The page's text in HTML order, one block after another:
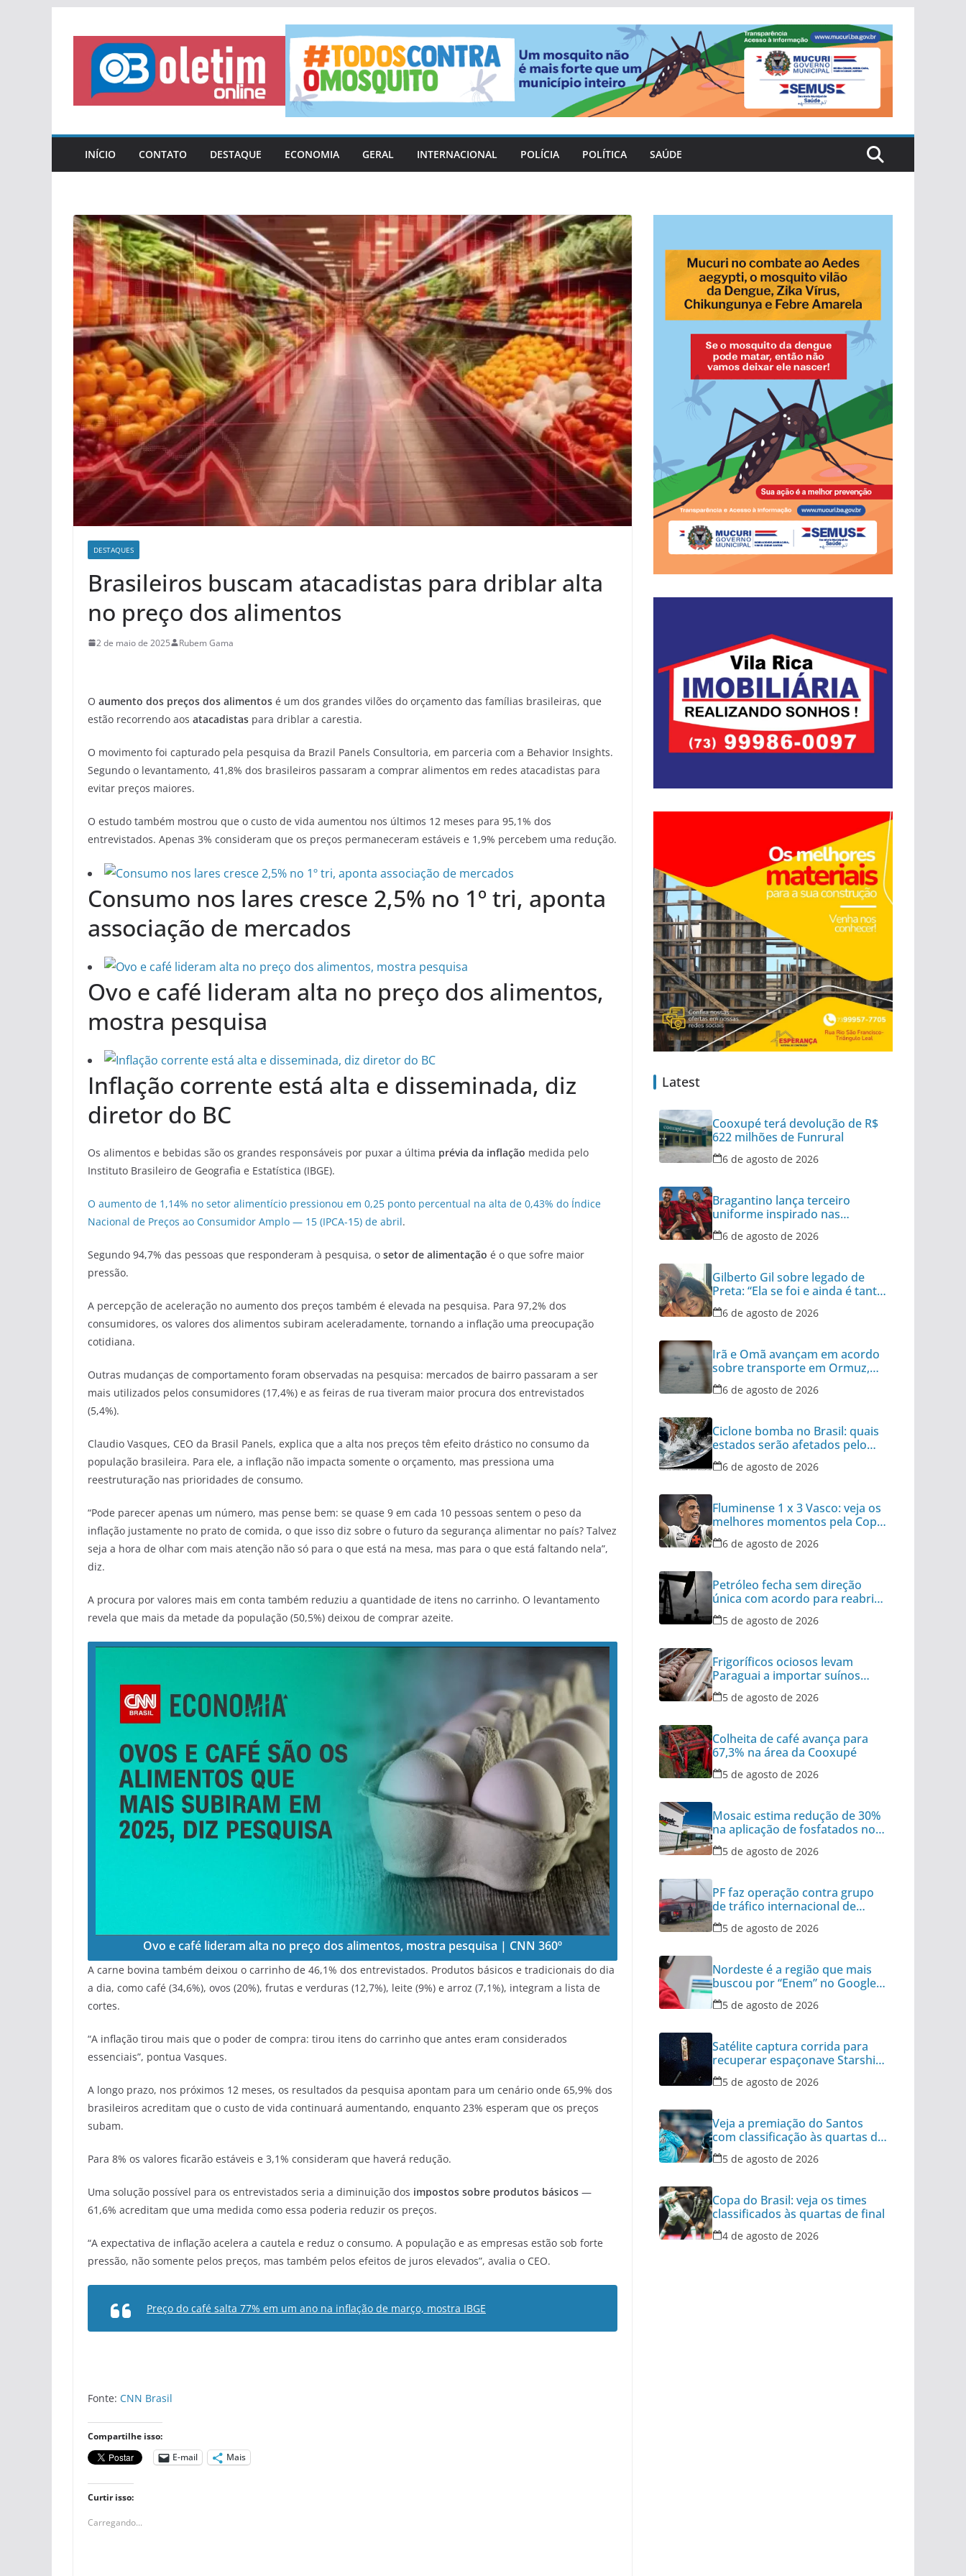
para
conteúdo
INÍCIO CONTATO DESTAQUE ECONOMIA GERAL INTERNACIONAL POLÍCIA POLÍTICA SAÚDE
DESTAQUES
Brasileiros buscam atacadistas para driblar alta
no preço dos alimentos
2 de maio de 2025 Rubem Gama
O aumento dos preços dos alimentos é um dos grandes vilões do orçamento das famílias brasileiras, que
estão recorrendo aos atacadistas para driblar a carestia.
O movimento foi capturado pela pesquisa da Brazil Panels Consultoria, em parceria com a Behavior Insights.
Segundo o levantamento, 41,8% dos brasileiros passaram a comprar alimentos em redes atacadistas para
evitar preços maiores.
O estudo também mostrou que o custo de vida aumentou nos últimos 12 meses para 95,1% dos
entrevistados. Apenas 3% consideram que os preços permaneceram estáveis e 1,9% percebem uma redução.
Consumo nos lares cresce 2,5% no 1º tri, aponta
associação de mercados
Ovo e café lideram alta no preço dos alimentos,
mostra pesquisa
Inflação corrente está alta e disseminada, diz
diretor do BC
Os alimentos e bebidas são os grandes responsáveis por puxar a última prévia da inflação medida pelo
Instituto Brasileiro de Geografia e Estatística (IBGE).
O aumento de 1,14% no setor alimentício pressionou em 0,25 ponto percentual na alta de 0,43% do Índice
Nacional de Preços ao Consumidor Amplo — 15 (IPCA-15) de abril.
Segundo 94,7% das pessoas que responderam à pesquisa, o setor de alimentação é o que sofre maior
pressão.
A percepção de aceleração no aumento dos preços também é elevada na pesquisa. Para 97,2% dos
consumidores, os valores dos alimentos subiram aceleradamente, tornando a inflação uma preocupação
cotidiana.
Outras mudanças de comportamento foram observadas na pesquisa: mercados de bairro passaram a ser
mais utilizados pelos consumidores (17,4%) e as feiras de rua tiveram maior procura dos entrevistados
(5,4%).
Claudio Vasques, CEO da Brasil Panels, explica que a alta nos preços têm efeito drástico no consumo da
população brasileira. Para ele, a inflação não impacta somente o orçamento, mas pressiona uma
reestruturação nas prioridades de consumo.
“Pode parecer apenas um número, mas pense bem: se quase 9 em cada 10 pessoas sentem o peso da
inflação justamente no prato de comida, o que isso diz sobre o futuro da segurança alimentar no país? Talvez
seja a hora de olhar com mais atenção não só para o que está na mesa, mas para o que está faltando nela”,
diz.
A procura por valores mais em conta também reduziu a quantidade de itens no carrinho. O levantamento
revela que mais da metade da população (50,5%) deixou de comprar azeite.
Ovo e café lideram alta no preço dos alimentos, mostra pesquisa | CNN 360º
A carne bovina também deixou o carrinho de 46,1% dos entrevistados. Produtos básicos e tradicionais do dia
a dia, como café (34,6%), ovos (20%), frutas e verduras (12,7%), leite (9%) e arroz (7,1%), integram a lista de
cortes.
“A inflação tirou mais que o poder de compra: tirou itens do carrinho que antes eram considerados
essenciais”, pontua Vasques.
A longo prazo, nos próximos 12 meses, os resultados da pesquisa apontam para um cenário onde 65,9% dos
brasileiros acreditam que o custo de vida continuará aumentando, enquanto 23% esperam que os preços
subam.
Para 8% os valores ficarão estáveis e 3,1% consideram que haverá redução.
Uma solução possível para os entrevistados seria a diminuição dos impostos sobre produtos básicos —
61,6% acreditam que uma medida como essa poderia reduzir os preços.
“A expectativa de inflação acelera a cautela e reduz o consumo. A população e as empresas estão sob forte
pressão, não somente pelos preços, mas também pelos efeitos de juros elevados”, avalia o CEO.
Preço do café salta 77% em um ano na inflação de março, mostra IBGE
Fonte: CNN Brasil
Compartilhe isso:
E-mail
Mais
Curtir isso:
Carregando...
Latest
Cooxupé terá devolução de R$
622 milhões de Funrural
6 de agosto de 2026
Bragantino lança terceiro
uniforme inspirado nas
categorias de base
6 de agosto de 2026
Gilberto Gil sobre legado de
Preta: “Ela se foi e ainda é tanta
coisa”
6 de agosto de 2026
Irã e Omã avançam em acordo
sobre transporte em Ormuz,
diz autoridade
6 de agosto de 2026
Ciclone bomba no Brasil: quais
estados serão afetados pelo
fenômeno
6 de agosto de 2026
Fluminense 1 x 3 Vasco: veja os
melhores momentos pela Copa
do Brasil
6 de agosto de 2026
Petróleo fecha sem direção
única com acordo para reabrir
Ormuz no radar
5 de agosto de 2026
Frigoríficos ociosos levam
Paraguai a importar suínos
vivos do Brasil
5 de agosto de 2026
Colheita de café avança para
67,3% na área da Cooxupé
5 de agosto de 2026
Mosaic estima redução de 30%
na aplicação de fosfatados no
Brasil
5 de agosto de 2026
PF faz operação contra grupo
de tráfico internacional de
armas
5 de agosto de 2026
Nordeste é a região que mais
buscou por “Enem” no Google
no último ano
5 de agosto de 2026
Satélite captura corrida para
recuperar espaçonave Starship
no Oceano
5 de agosto de 2026
Veja a premiação do Santos
com classificação às quartas da
Copa do Brasil
5 de agosto de 2026
Copa do Brasil: veja os times
classificados às quartas de final
4 de agosto de 2026